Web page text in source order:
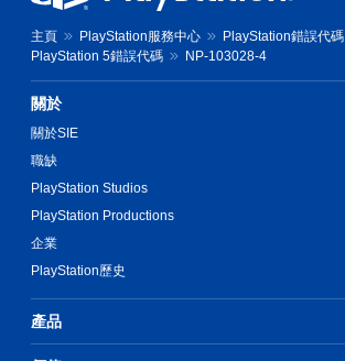
主頁 PlayStation服務中心
PlayStation錯誤代碼
PlayStation 5錯誤代碼
NP-103028-4
關於
關於SIE
職缺
PlayStation Studios
PlayStation Productions
企業
PlayStation歷史
產品